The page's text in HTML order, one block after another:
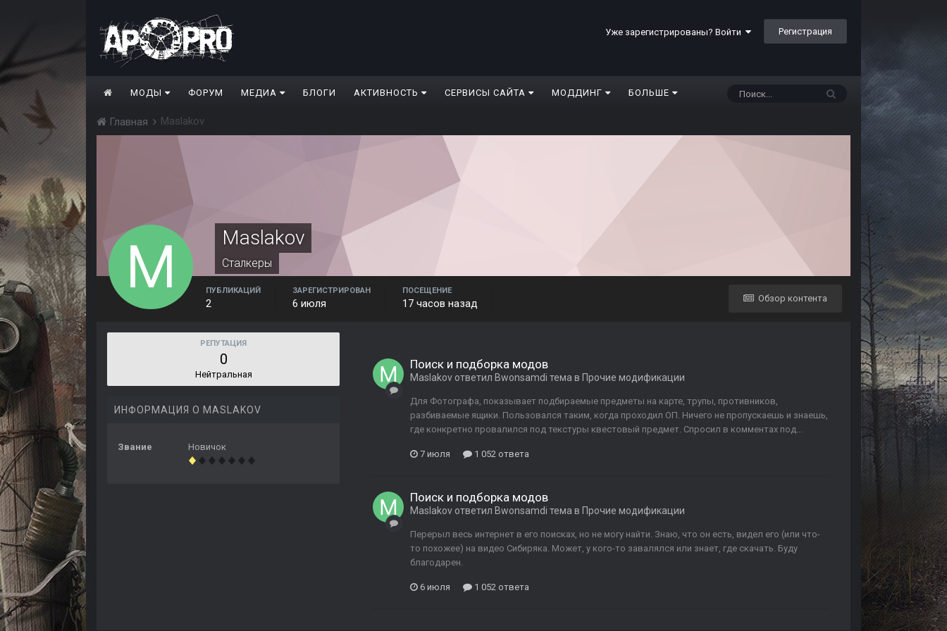
Уже зарегистрированы? Войти Регистрация
МОДЫ ФОРУМ МЕДИА БЛОГИ АКТИВНОСТЬ СЕРВИСЫ САЙТА МОДДИНГ БОЛЬШЕ
Главная Maslakov
Maslakov
Сталкеры
Обзор контента
ПУБЛИКАЦИЙ
2
ЗАРЕГИСТРИРОВАН
6 июля
ПОСЕЩЕНИЕ
17 часов назад
РЕПУТАЦИЯ
0
Нейтральная
ИНФОРМАЦИЯ О MASLAKOV
Звание Новичок
Поиск и подборка модов
Maslakov ответил Bwonsamdi тема в Прочие модификации
Для Фотографа, показывает подбираемые предметы на карте, трупы, противников,
разбиваемые ящики. Пользовался таким, когда проходил ОП. Ничего не пропускаешь и знаешь,
где конкретно провалился под текстуры квестовый предмет. Спросил в комментах под...
7 июля 1 052 ответа
Поиск и подборка модов
Maslakov ответил Bwonsamdi тема в Прочие модификации
Перерыл весь интернет в его поисках, но не могу найти. Знаю, что он есть, видел его (или что-
то похожее) на видео Сибиряка. Может, у кого-то завалялся или знает, где скачать. Буду
благодарен.
6 июля 1 052 ответа